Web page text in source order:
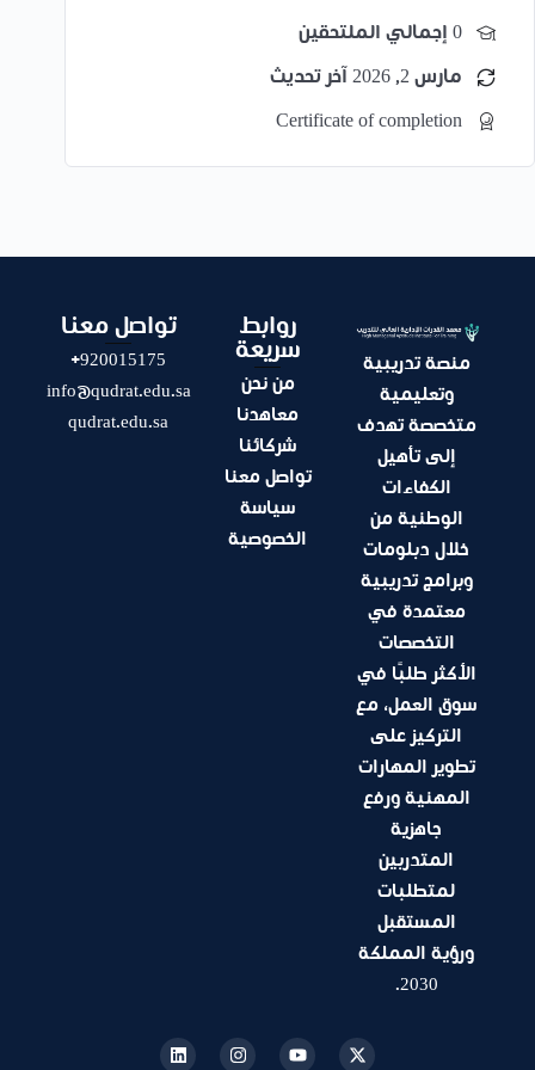
خريطة الفعاليات العالمية.
0 إجمالي الملتحقين
مارس 2, 2026 آخر تحديث
Certificate of completion
منصة تدريبية
وتعليمية
متخصصة تهدف
إلى تأهيل
الكفاءات
الوطنية من
خلال دبلومات
وبرامج تدريبية
معتمدة في
التخصصات
الأكثر طلبًا في
سوق العمل، مع
التركيز على
تطوير المهارات
المهنية ورفع
جاهزية
المتدربين
لمتطلبات
المستقبل
ورؤية المملكة
2030.
روابط
سريعة
من نحن
معاهدنا
شركائنا
تواصل معنا
سياسة
الخصوصية
تواصل معنا
920015175+
info@qudrat.edu.sa
qudrat.edu.sa